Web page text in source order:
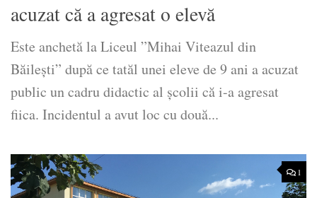
acuzat că a agresat o elevă
Este anchetă la Liceul ”Mihai Viteazul din
Băilești” după ce tatăl unei eleve de 9 ani a acuzat
public un cadru didactic al școlii că i-a agresat
fiica. Incidentul a avut loc cu două...
1